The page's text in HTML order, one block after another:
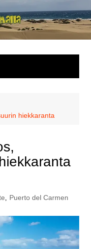
Matkalla
maailmalla
hiekkaranta
Puerto del Carmen